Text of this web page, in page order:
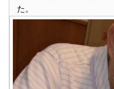
た。